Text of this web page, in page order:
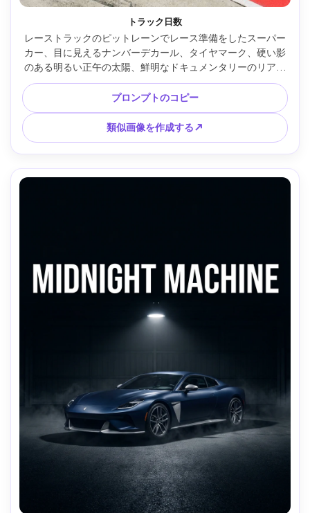
トラック日数
レーストラックのピットレーンでレース準備をしたスーパー
カー、目に見えるナンバーデカール、タイヤマーク、硬い影
のある明るい正午の太陽、鮮明なドキュメンタリーのリアリ
ズム、モデル名とラップタイムを示す大胆なタイポグラフィ
ックストリップが付いた垂直ポスター、35mm、f/5.6で撮
影、超シャープ、高解像度 --ar 4:5
プロンプトのコピー
類似画像を作成する↗